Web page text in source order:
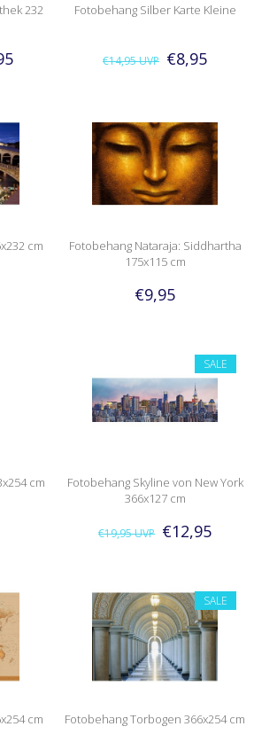
232
Fotobehang Silber Karte Kleine
€14,95UVP €8,95
cm
Fotobehang Nataraja: Siddhartha
175x115 cm
€9,95
cm
SALE
Fotobehang Skyline von New York
366x127 cm
€19,95UVP €12,95
cm
SALE
Fotobehang Torbogen 366x254 cm